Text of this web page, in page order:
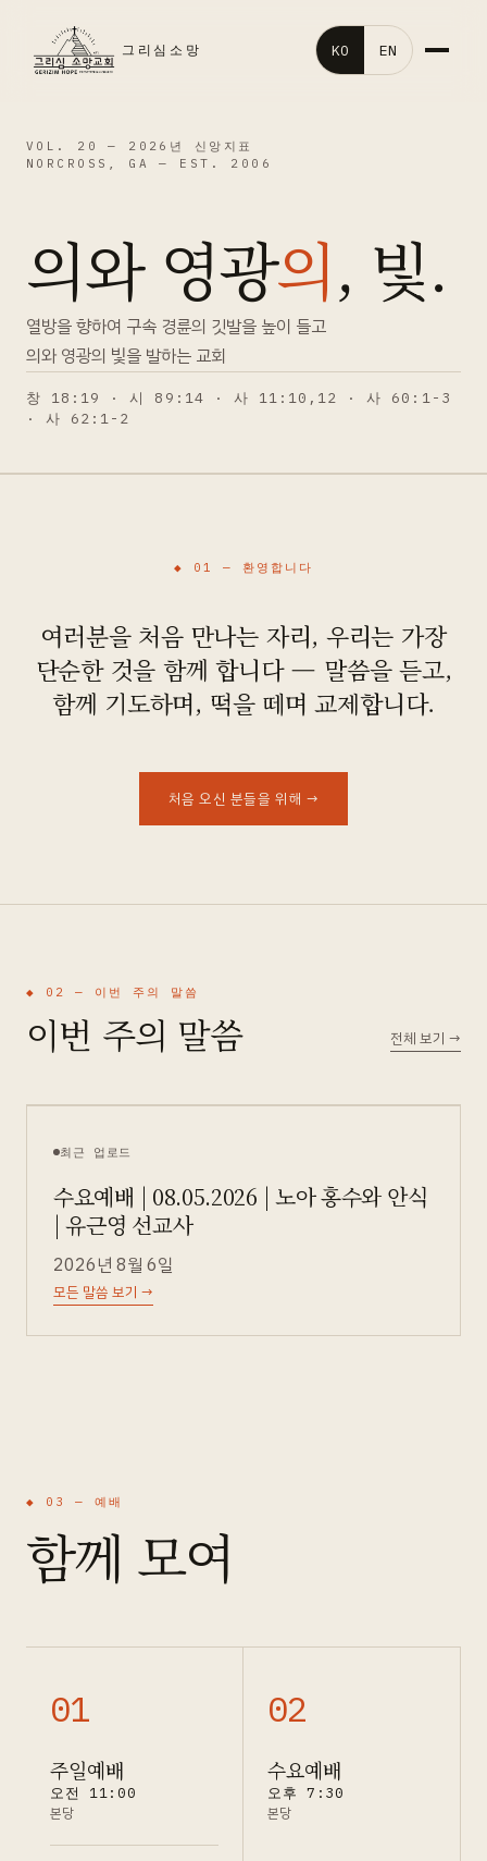
그리심소망 KO EN
말씀영상
교회행사
처음오신분
VOL. 20 — 2026년 신앙지표
NORCROSS, GA — EST. 2006
의와 영광의, 빛.
열방을 향하여 구속 경륜의 깃발을 높이 들고
의와 영광의 빛을 발하는 교회
창 18:19 · 시 89:14 · 사 11:10,12 · 사 60:1-3
· 사 62:1-2
◆ 01 — 환영합니다
여러분을 처음 만나는 자리, 우리는 가장
단순한 것을 함께 합니다 — 말씀을 듣고,
함께 기도하며, 떡을 떼며 교제합니다.
처음 오신 분들을 위해 →
◆ 02 — 이번 주의 말씀
이번 주의 말씀 전체 보기 →
최근 업로드
수요예배 | 08.05.2026 | 노아 홍수와 안식
| 유근영 선교사
2026년 8월 6일
모든 말씀 보기 →
◆ 03 — 예배
함께 모여
01
주일예배
오전 11:00
본당
02
수요예배
오후 7:30
본당